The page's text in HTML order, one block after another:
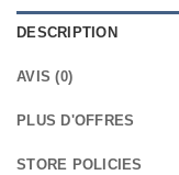
DESCRIPTION
AVIS (0)
PLUS D'OFFRES
STORE POLICIES